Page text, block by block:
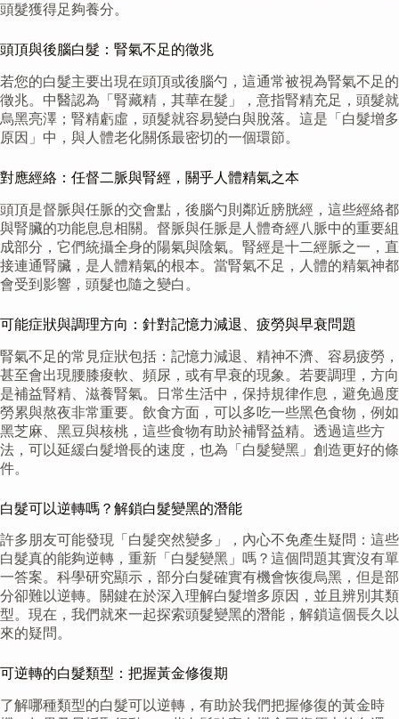
頭髮獲得足夠養分。
頭頂與後腦白髮：腎氣不足的徵兆
若您的白髮主要出現在頭頂或後腦勺，這通常被視為腎氣不足的
徵兆。中醫認為「腎藏精，其華在髮」，意指腎精充足，頭髮就
烏黑亮澤；腎精虧虛，頭髮就容易變白與脫落。這是「白髮增多
原因」中，與人體老化關係最密切的一個環節。
對應經絡：任督二脈與腎經，關乎人體精氣之本
頭頂是督脈與任脈的交會點，後腦勺則鄰近膀胱經，這些經絡都
與腎臟的功能息息相關。督脈與任脈是人體奇經八脈中的重要組
成部分，它們統攝全身的陽氣與陰氣。腎經是十二經脈之一，直
接連通腎臟，是人體精氣的根本。當腎氣不足，人體的精氣神都
會受到影響，頭髮也隨之變白。
可能症狀與調理方向：針對記憶力減退、疲勞與早衰問題
腎氣不足的常見症狀包括：記憶力減退、精神不濟、容易疲勞，
甚至會出現腰膝痠軟、頻尿，或有早衰的現象。若要調理，方向
是補益腎精、滋養腎氣。日常生活中，保持規律作息，避免過度
勞累與熬夜非常重要。飲食方面，可以多吃一些黑色食物，例如
黑芝麻、黑豆與核桃，這些食物有助於補腎益精。透過這些方
法，可以延緩白髮增長的速度，也為「白髮變黑」創造更好的條
件。
白髮可以逆轉嗎？解鎖白髮變黑的潛能
許多朋友可能發現「白髮突然變多」，內心不免產生疑問：這些
白髮真的能夠逆轉，重新「白髮變黑」嗎？這個問題其實沒有單
一答案。科學研究顯示，部分白髮確實有機會恢復烏黑，但是部
分卻難以逆轉。關鍵在於深入理解白髮增多原因，並且辨別其類
型。現在，我們就來一起探索頭髮變黑的潛能，解鎖這個長久以
來的疑問。
可逆轉的白髮類型：把握黃金修復期
了解哪種類型的白髮可以逆轉，有助於我們把握修復的黃金時